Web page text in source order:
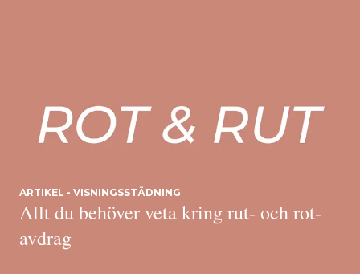
ARTIKEL - VISNINGSSTÄDNING
Allt du behöver veta kring rut- och rot-
avdrag